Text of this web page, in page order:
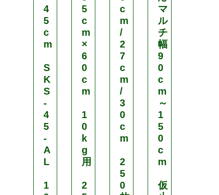
4
5
c
m
S
K
S
-
4
5
-
A
L
1
5
c
m
×
6
0
c
m
1
0
k
g
用
2
c
m
/
2
7
c
m
/
3
0
c
m
2
5
0
マ
ル
チ
幅
9
0
c
m
～
1
5
0
c
m
仮